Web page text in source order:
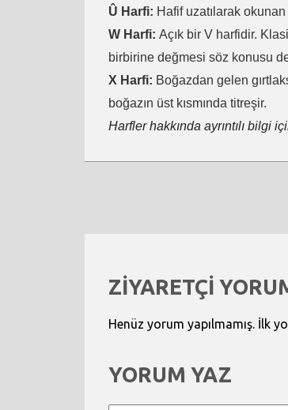
Û Harfi: Hafif uzatılarak
W Harfi: Açık bir V harfidir.
birbirine değmesi söz konusu
X Harfi: Boğazdan gelen
boğazın üst kısmında titreşir.
Harfler hakkında ayrıntılı bilgi
ZİYARETÇİ
Henüz yorum yapılmamış. İlk
YORUM YAZ